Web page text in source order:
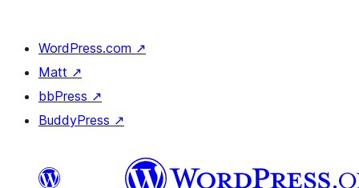
WordPress.com ↗
Matt ↗
bbPress ↗
BuddyPress ↗